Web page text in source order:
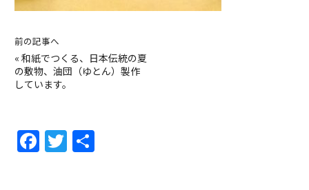
前の記事へ
« 和紙でつくる、日本伝統の夏
の敷物、油団（ゆとん）製作
しています。
F
a
T
w